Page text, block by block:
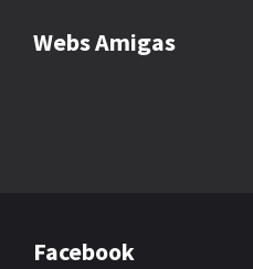
Webs Amigas
Facebook